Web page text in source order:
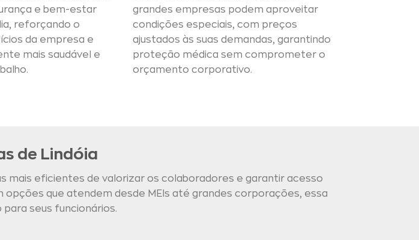
e bem-estar
reforçando o
da empresa e
mais saudável e
grandes empresas podem aproveitar
condições especiais, com preços
ajustados às suas demandas, garantindo
proteção médica sem comprometer o
orçamento corporativo.
de Lindóia
mais eficientes de valorizar os colaboradores e garantir acesso
que atendem desde MEIs até grandes corporações, essa
seus funcionários.